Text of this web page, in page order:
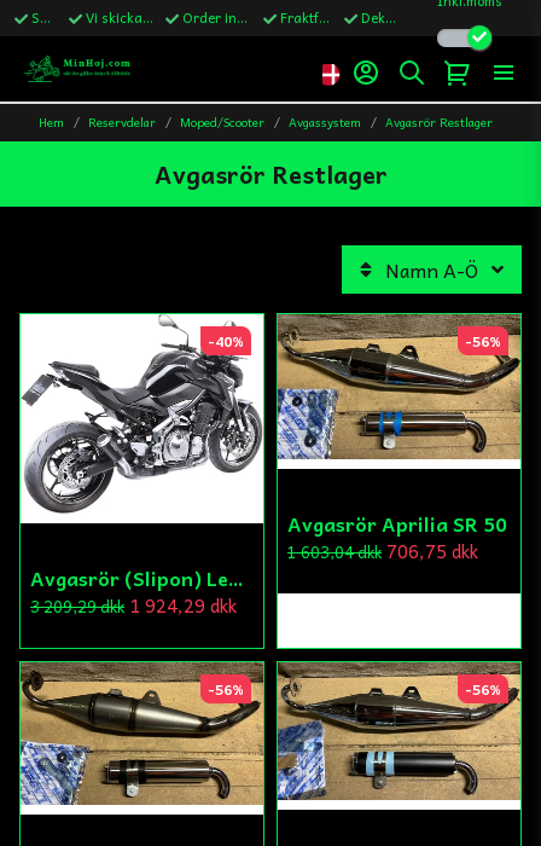
Snabba leveranser Vi skickar till Sverige,Danmark & Finland Order innan kl.13 skickas samma vardag Fraktfritt över 1200kr till Sverige Dekaler ingår i alla ordrar
Hem Reservdelar Moped/Scooter Avgassystem Avgasrör Restlager
Avgasrör Restlager
Namn A-Ö
Avgasrör (Slipon) Leovince Carbon
3 209,29 dkk 1 924,29 dkk
-40%
Avgasrör Aprilia SR 50
1 603,04 dkk 706,75 dkk
-56%
-56% -56%